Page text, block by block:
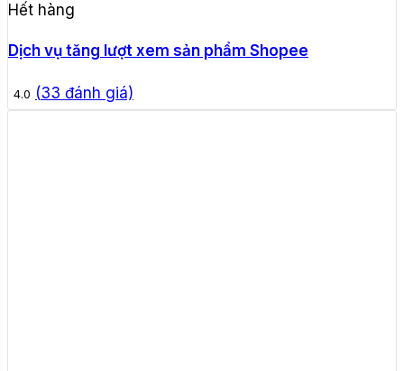
Hết hàng
Dịch vụ tăng lượt xem sản phẩm Shopee
4.0 (33 đánh giá)